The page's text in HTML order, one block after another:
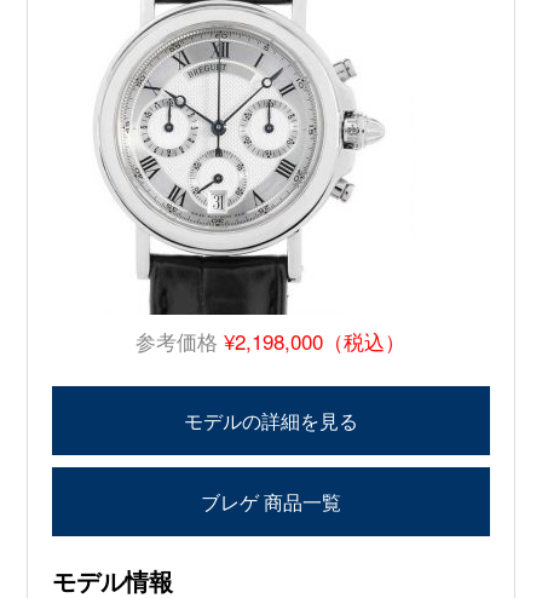
参考価格 ¥2,198,000（税込）
モデルの詳細を見る
ブレゲ 商品一覧
モデル情報